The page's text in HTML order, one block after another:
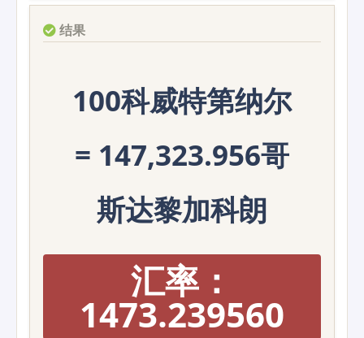
结果
100科威特第纳尔
= 147,323.956哥
斯达黎加科朗
汇率：
1473.239560